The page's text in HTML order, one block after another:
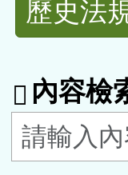
功
按
鈕
歷史法
內容檢